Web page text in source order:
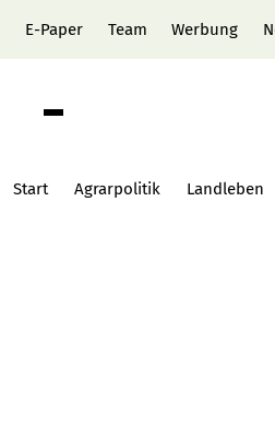
E-Paper Team Werbung
Start Agrarpolitik Landleben